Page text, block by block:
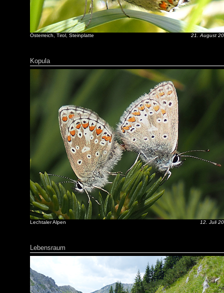
Österreich, Tirol, Steinplatte 21. August
Kopula
Lechtaler Alpen 12. Juli
Lebensraum